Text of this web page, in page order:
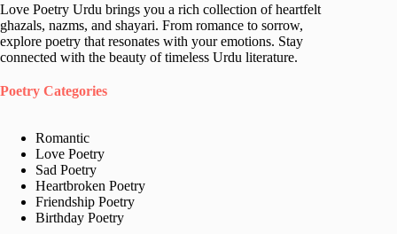
Love Poetry Urdu brings you a rich collection of heartfelt
ghazals, nazms, and shayari. From romance to sorrow,
explore poetry that resonates with your emotions. Stay
connected with the beauty of timeless Urdu literature.
Poetry Categories
Romantic
Love Poetry
Sad Poetry
Heartbroken Poetry
Friendship Poetry
Birthday Poetry